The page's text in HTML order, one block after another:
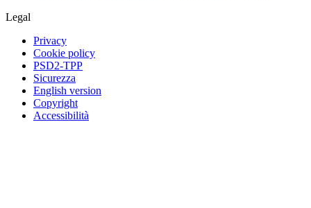
Legal
Privacy
Cookie policy
PSD2-TPP
Sicurezza
English version
Copyright
Accessibilità